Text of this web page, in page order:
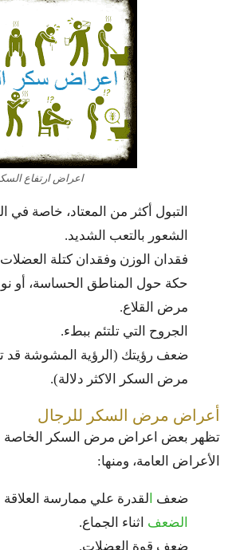
اعراض ارتفاع
التبول أكثر من المعتاد، خاصة في
الشعور بالتعب الشديد.
فقدان الوزن وفقدان كتلة
حكة حول المناطق الحساسة، أو
مرض القلاع.
الجروح التي تلتئم ببطء.
ضعف رؤيتك (الرؤية المشوشة
مرض السكر الاكثر دلالة).
أعراض مرض السكر للرجال
تظهر بعض اعراض مرض السكر
الخاصة
الأعراض العامة، ومنها:
ضعف لقدرة علي ممارسة العلاقة
الضعف اثناء الجماع.
ضعف قوة العضلات.